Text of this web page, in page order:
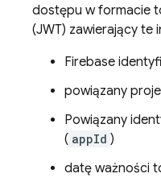
dostępu w formacie
(JWT) zawierający te
Firebase
powiązany
Powiązany
( appId )
datę ważności